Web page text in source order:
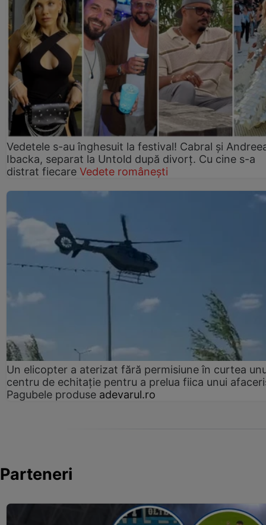
Vedetele s-au înghesuit la festival! Cabral și
Ibacka, separat la Untold după divorț. Cu cine s-a
distrat fiecare Vedete românești
Un elicopter a aterizat fără permisiune în curtea
centru de echitație pentru a prelua fiica unui
Pagubele produse adevarul.ro
Parteneri